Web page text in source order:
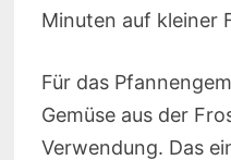
Minuten auf kleiner
Für das
Gemüse aus der
Verwendung. Das